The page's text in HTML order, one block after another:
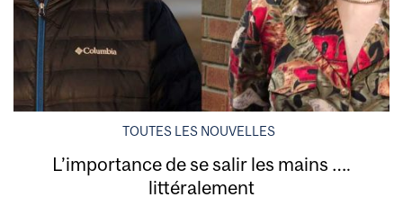
TOUTES LES NOUVELLES
L’importance de se salir les mains ….
littéralement